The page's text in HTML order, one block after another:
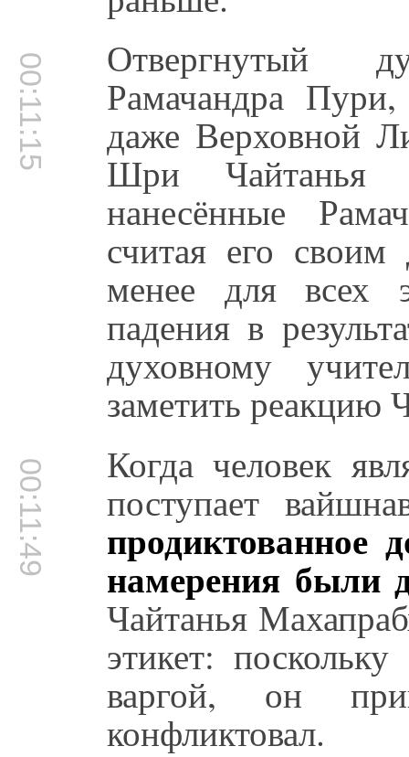
00:11:15 Отвергнутый
Рамачандра
даже Верховной
Шри Чайтанья
нанесённые
считая его
менее для всех
падения в
духовному
заметить реакцию
00:11:49 Когда человек
поступает
продиктованное
намерения были
Чайтанья
этикет:
варгой, он
конфликтовал.